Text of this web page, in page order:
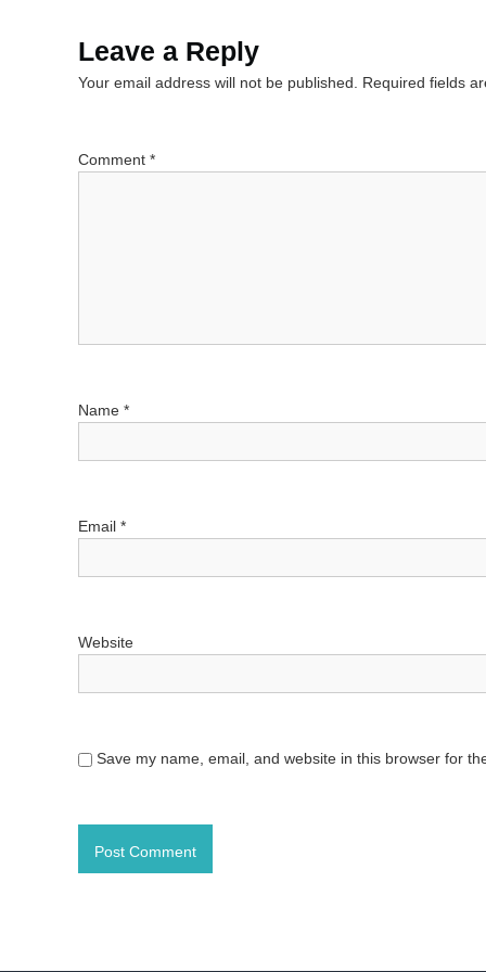
s
t
g
t
o
n
Leave a Reply
Your email address will not be published. Required fields
Comment *
Name *
Email *
Website
Save my name, email, and website in this browser for